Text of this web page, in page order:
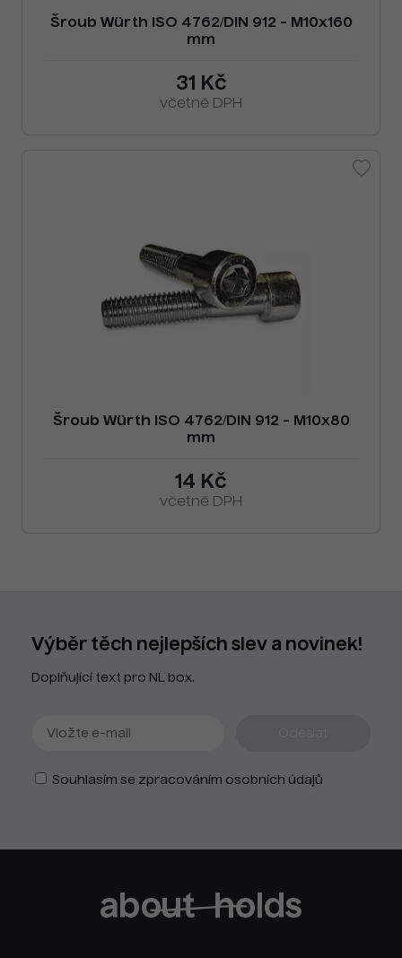
Šroub Würth ISO 4762/DIN 912 - M10x160
mm
31 Kč
včetně DPH
Šroub Würth ISO 4762/DIN 912 - M10x80
mm
14 Kč
včetně DPH
Výběr těch nejlepších slev a novinek!
Doplňující text pro NL box.
Souhlasím se zpracováním osobních údajů